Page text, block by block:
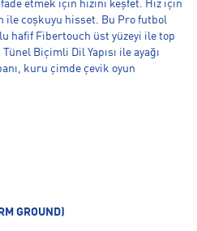
etmek için hızını keşfet. Hız için
ile coşkuyu hisset. Bu Pro futbol
hafif Fibertouch üst yüzeyi ile top
Biçimli Dil Yapısı ile ayağı
kuru çimde çevik oyun
GROUND)